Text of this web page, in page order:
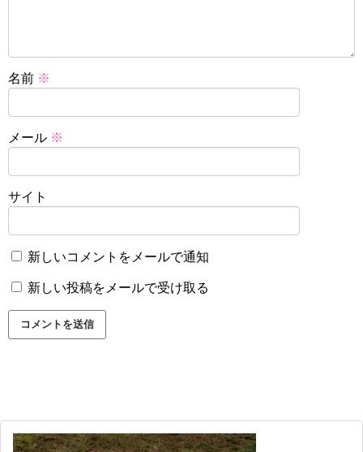
名前 ※
メール ※
サイト
新しいコメントをメールで通知
新しい投稿をメールで受け取る